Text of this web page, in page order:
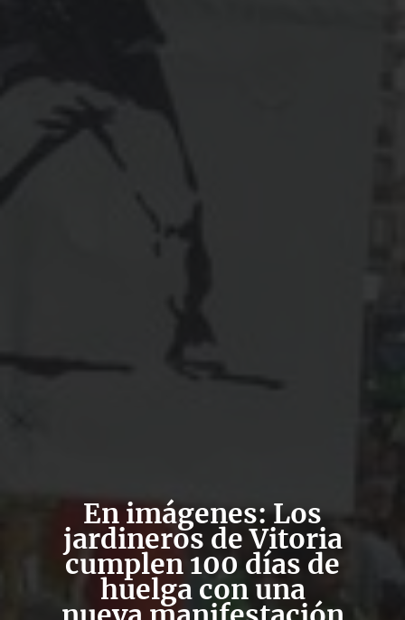
En imágenes: Los
jardineros de Vitoria
cumplen 100 días de
huelga con una